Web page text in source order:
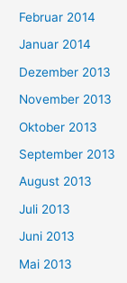
Februar 2014
Januar 2014
Dezember 2013
November 2013
Oktober 2013
September 2013
August 2013
Juli 2013
Juni 2013
Mai 2013